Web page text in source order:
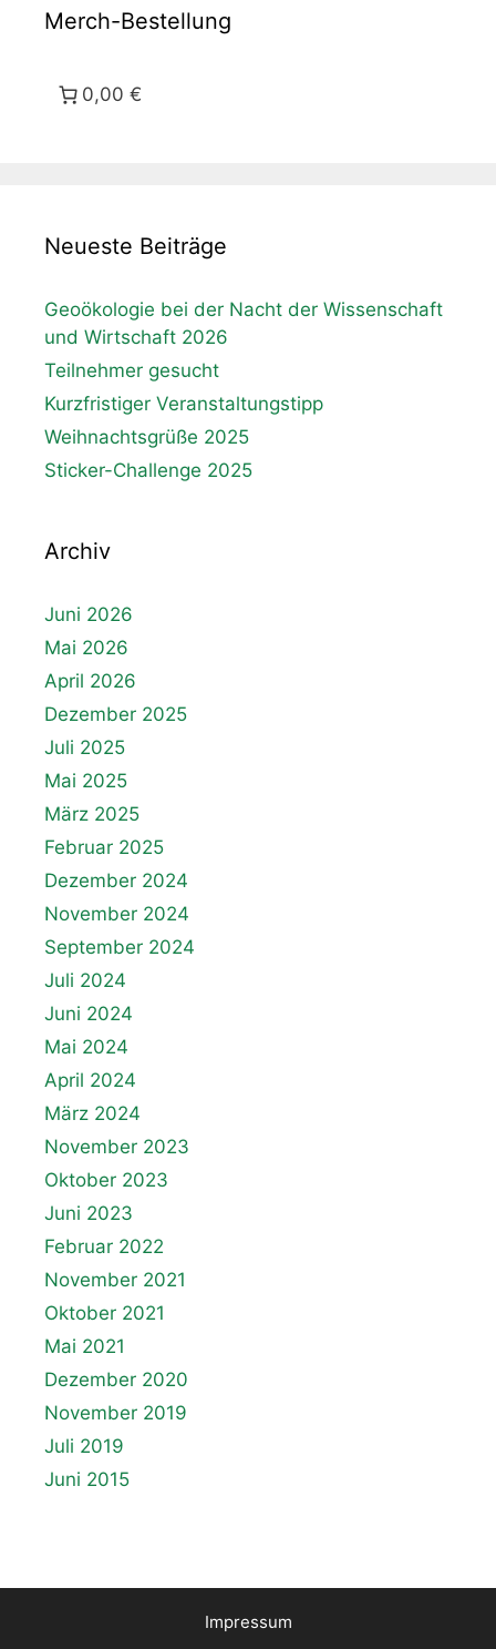
Merch-Bestellung
0,00 €
Neueste Beiträge
Geoökologie bei der Nacht der Wissenschaft
und Wirtschaft 2026
Teilnehmer gesucht
Kurzfristiger Veranstaltungstipp
Weihnachtsgrüße 2025
Sticker-Challenge 2025
Archiv
Juni 2026
Mai 2026
April 2026
Dezember 2025
Juli 2025
Mai 2025
März 2025
Februar 2025
Dezember 2024
November 2024
September 2024
Juli 2024
Juni 2024
Mai 2024
April 2024
März 2024
November 2023
Oktober 2023
Juni 2023
Februar 2022
November 2021
Oktober 2021
Mai 2021
Dezember 2020
November 2019
Juli 2019
Juni 2015
Impressum